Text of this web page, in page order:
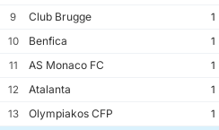
9
Club Brugge 1
10
Benfica 1
11
AS Monaco FC 1
12
Atalanta 1
13
Olympiakos CFP 1